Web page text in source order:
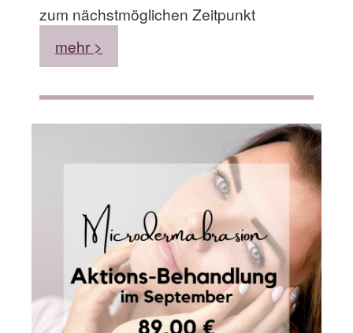
zum nächstmöglichen Zeitpunkt
mehr >